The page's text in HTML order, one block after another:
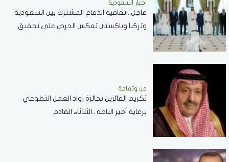
أخبار السعودية
عاجل..اتفاقية الدفاع المشترك بين السعودية
وتركيا وباكستان تعكس الحرص على تحقيق
فن وثقافة
تكريم الفائزين بجائزة رواد العمل التطوعي
برعاية أمير الباحة ..الثلاثاء القادم